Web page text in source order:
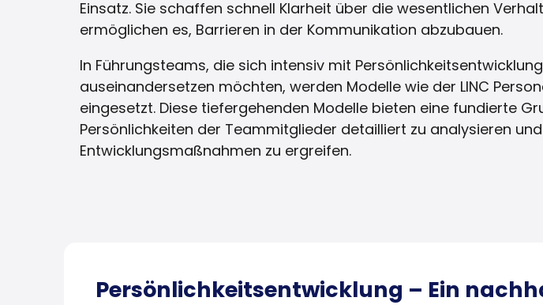
Einsatz. Sie schaffen schnell Klarheit über die wesentlichen
ermöglichen es, Barrieren in der Kommunikation abzubauen.
In Führungsteams, die sich intensiv mit Persönlichkeitsentwicklung
auseinandersetzen möchten, werden Modelle wie der LINC
eingesetzt. Diese tiefergehenden Modelle bieten eine fundierte
Persönlichkeiten der Teammitglieder detailliert zu analysieren
Entwicklungsmaßnahmen zu ergreifen.
Persönlichkeitsentwicklung – Ein